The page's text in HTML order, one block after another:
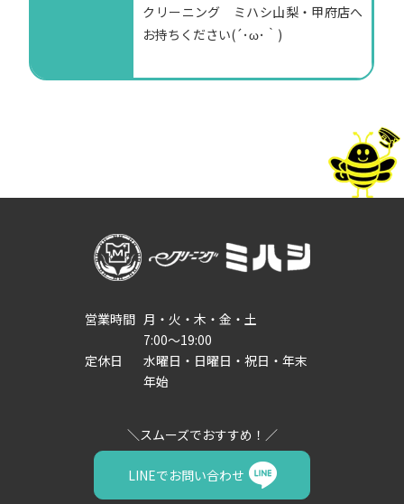
クリーニング ミハシ山梨・甲府店へ
お持ちください(´･ω･｀)
営業時間 月・火・木・金・土
7:00～19:00
定休日
水曜日・日曜日・祝日・年末
年始
LINEでお問い合わせ